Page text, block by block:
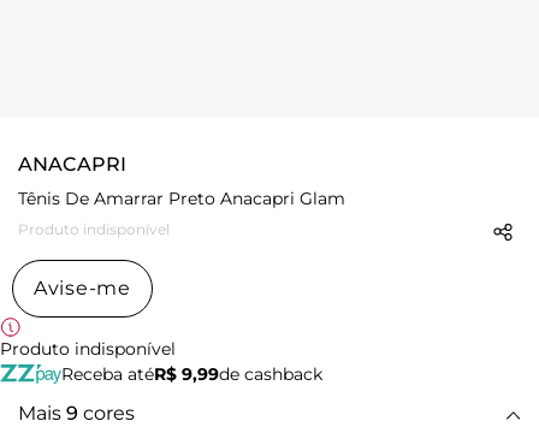
ANACAPRI
Tênis De Amarrar Preto Anacapri Glam
Produto indisponível
Avise-me
Produto indisponível
Receba atéR$ 9,99de cashback
Mais 9 cores